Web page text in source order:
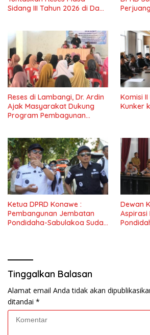
Sidang III Tahun 2026 di Dapil
Reses di Lambangi, Dr. Ardin
Ajak Masyarakat Dukung
Program Pembagunan
Komisi
Kunker
Ketua DPRD Konawe :
Pembangunan Jembatan
Pondidaha-Sabulakoa Sudah
Dewan
Tinggalkan Balasan
Alamat email Anda tidak akan
ditandai *